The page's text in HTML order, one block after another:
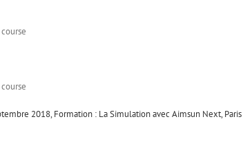
2018, Formation : La Simulation avec Aimsun Next, Paris